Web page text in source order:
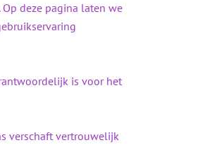
deze pagina laten we
is voor het
verschaft vertrouwelijk